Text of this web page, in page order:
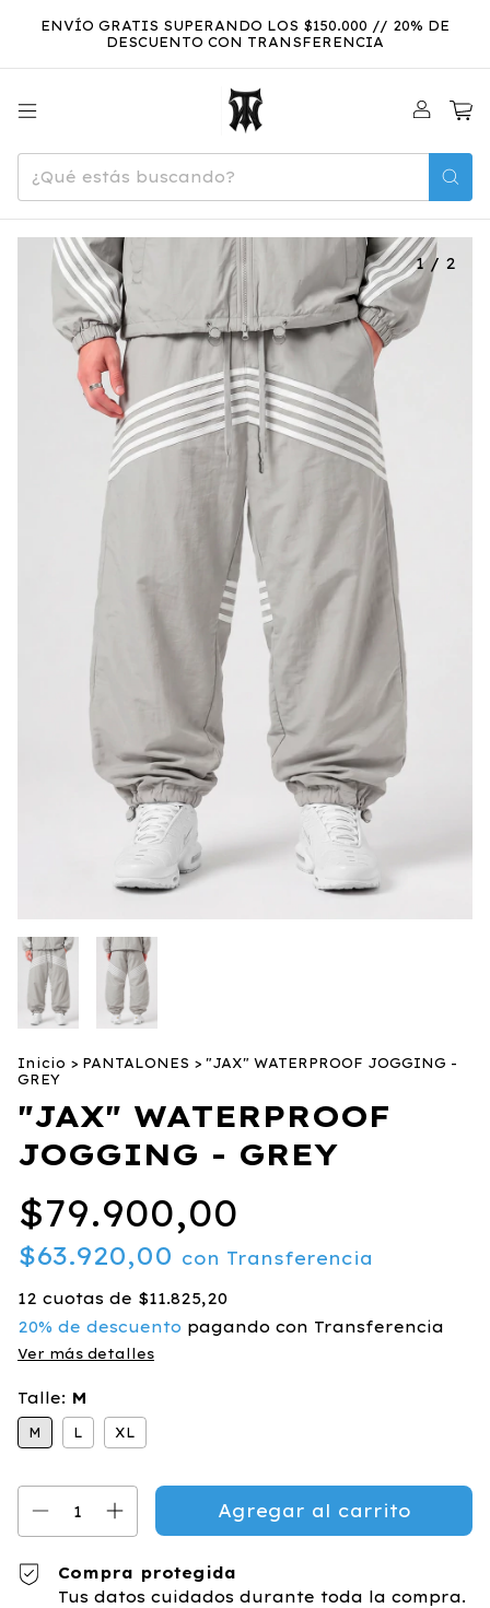
ENVÍO GRATIS SUPERANDO LOS $150.000 // 20% DE
DESCUENTO CON TRANSFERENCIA
1/ 2
Inicio > PANTALONES > "JAX" WATERPROOF JOGGING -
GREY
"JAX" WATERPROOF
JOGGING - GREY
$79.900,00
$63.920,00 con Transferencia
12 cuotas de $11.825,20
20% de descuento pagando con Transferencia
Ver más detalles
Talle: M
M L XL
Compra protegida
Tus datos cuidados durante toda la compra.